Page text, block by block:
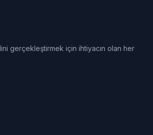
gerçekleştirmek için ihtiyacın olan her